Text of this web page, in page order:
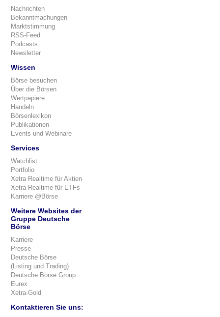
Nachrichten
Bekanntmachungen
Marktstimmung
RSS-Feed
Podcasts
Newsletter
Wissen
Börse besuchen
Über die Börsen
Wertpapiere
Handeln
Börsenlexikon
Publikationen
Events und Webinare
Services
Watchlist
Portfolio
Xetra Realtime für Aktien
Xetra Realtime für ETFs
Karriere @Börse
Weitere Websites der
Gruppe Deutsche
Börse
Karriere
Presse
Deutsche Börse
(Listing und Trading)
Deutsche Börse Group
Eurex
Xetra-Gold
Kontaktieren Sie uns: